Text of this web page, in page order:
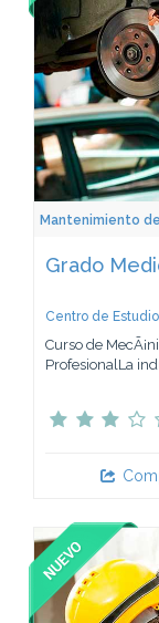
Mantenimiento
Grado
Centro de
Curso de
ProfesionalLa